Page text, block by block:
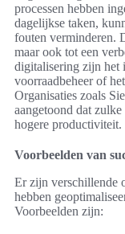
processen hebben
dagelijkse taken,
fouten verminderen.
maar ook tot een
digitalisering zijn het
voorraadbeheer of
Organisaties zoals
aangetoond dat
hogere productiviteit.
Voorbeelden van
Er zijn verschillende
hebben
Voorbeelden zijn: